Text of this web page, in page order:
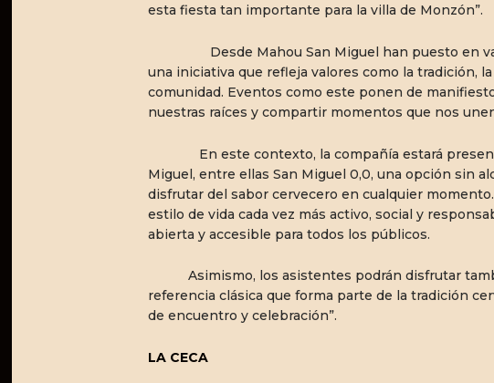
esta fiesta tan importante para la villa de Monzón”.
Desde Mahou San Miguel han puesto en
una iniciativa que refleja valores como la tradición,
comunidad. Eventos como este ponen de
nuestras raíces y compartir momentos que nos
En este contexto, la compañía estará presente
Miguel, entre ellas San Miguel 0,0, una opción sin
disfrutar del sabor cervecero en cualquier
estilo de vida cada vez más activo, social y
abierta y accesible para todos los públicos.
Asimismo, los asistentes podrán disfrutar
referencia clásica que forma parte de la tradición
de encuentro y celebración”.
LA CECA